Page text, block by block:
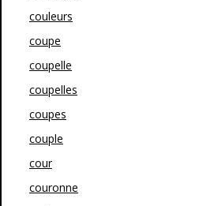
couleurs
coupe
coupelle
coupelles
coupes
couple
cour
couronne